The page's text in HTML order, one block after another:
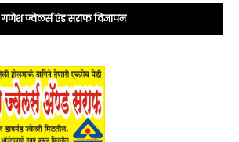
गणेश ज्वेलर्स एंड सराफ विज्ञापन